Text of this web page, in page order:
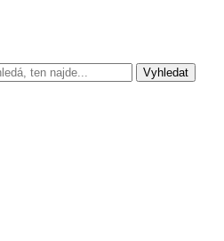
Vyhledat